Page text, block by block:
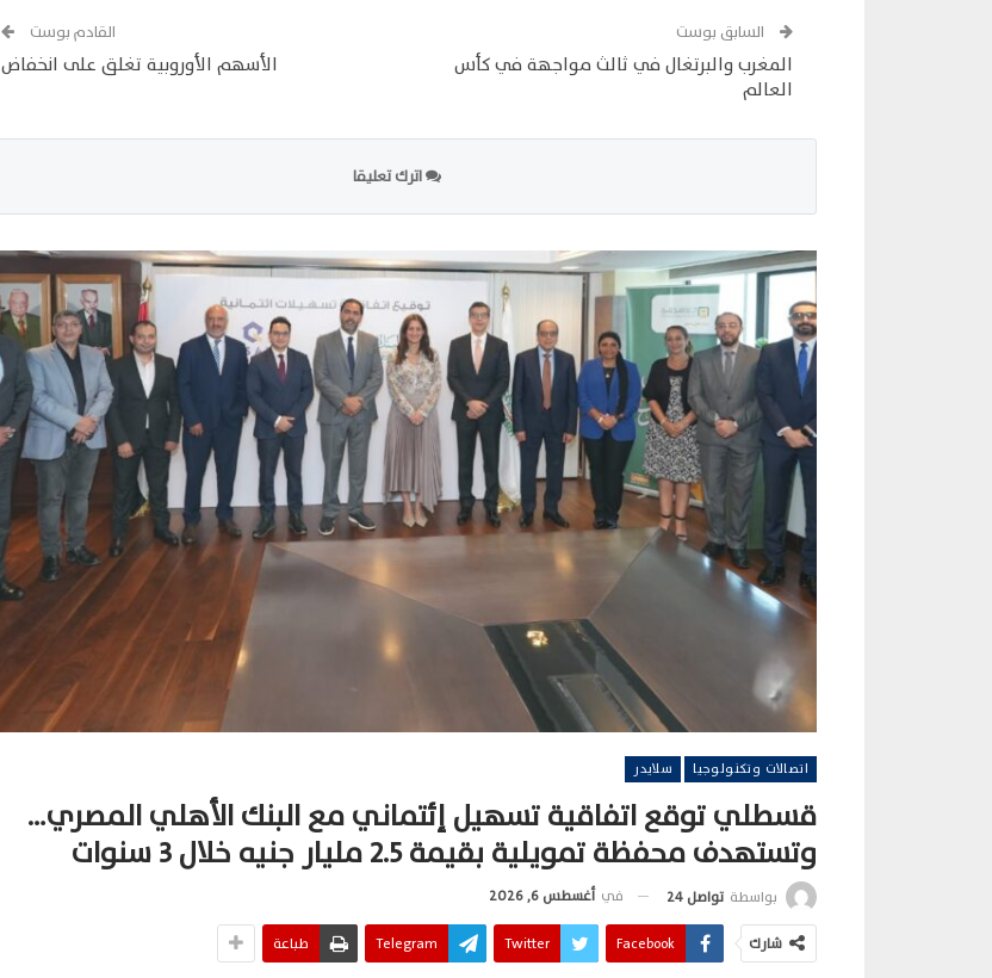
السابق بوست
المغرب والبرتغال في ثالث مواجهة في كأس
العالم
القادم بوست
الأسهم الأوروبية تغلق على انخفاض
اترك تعليقا
اتصالات وتكنولوجيا سلايدر
قسطلي توقع اتفاقية تسهيل إئتماني مع البنك الأهلي المصري…
وتستهدف محفظة تمويلية بقيمة 2.5 مليار جنيه خلال 3 سنوات
بواسطة تواصل 24 في أغسطس 6, 2026
شارك Facebook
Twitter
Telegram طباعة